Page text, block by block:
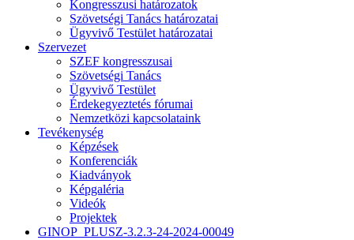
Kongresszusi határozatok
Szövetségi Tanács határozatai
Ügyvivő Testület határozatai
Szervezet
SZEF kongresszusai
Szövetségi Tanács
Ügyvivő Testület
Érdekegyeztetés fórumai
Nemzetközi kapcsolataink
Tevékenység
Képzések
Konferenciák
Kiadványok
Képgaléria
Videók
Projektek
GINOP_PLUSZ-3.2.3-24-2024-00049